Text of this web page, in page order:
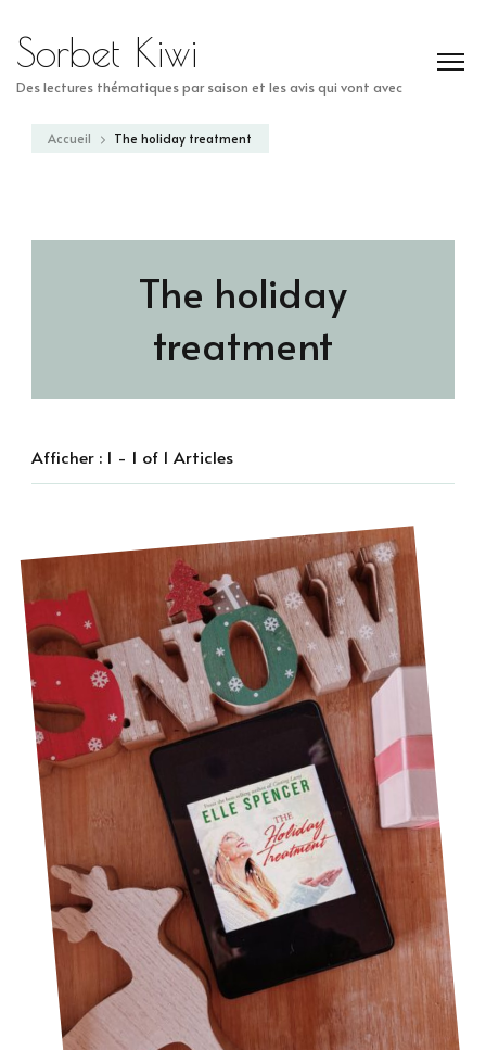
Sorbet Kiwi
Des lectures thématiques par saison et les avis qui vont avec
Accueil The holiday treatment
The holiday
treatment
Afficher : 1 - 1 of 1 Articles